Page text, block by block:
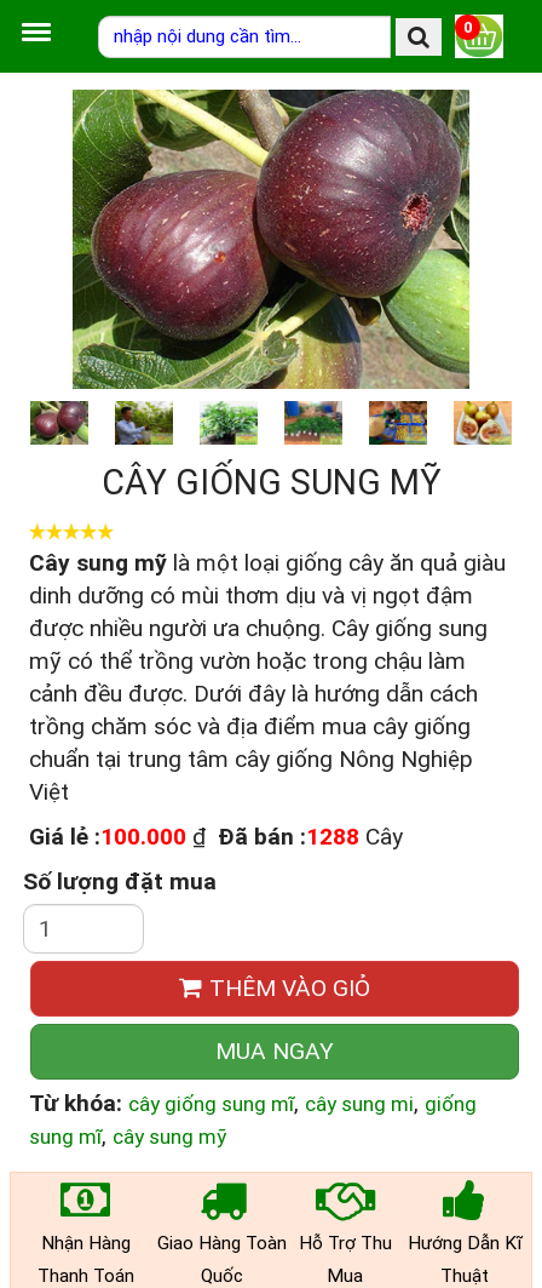
0
CÂY GIỐNG SUNG MỸ
Cây sung mỹ là một loại giống cây ăn quả giàu
dinh dưỡng có mùi thơm dịu và vị ngọt đậm
được nhiều người ưa chuộng. Cây giống sung
mỹ có thể trồng vườn hoặc trong chậu làm
cảnh đều được. Dưới đây là hướng dẫn cách
trồng chăm sóc và địa điểm mua cây giống
chuẩn tại trung tâm cây giống Nông Nghiệp
Việt
Giá lẻ :100.000 ₫ Đã bán :1288 Cây
Số lượng đặt mua
THÊM VÀO GIỎ
MUA NGAY
Từ khóa: cây giống sung mĩ, cây sung mi, giống
sung mĩ, cây sung mỹ
Nhận Hàng
Thanh Toán
Giao Hàng Toàn
Quốc
Hỗ Trợ Thu
Mua
Hướng Dẫn Kĩ
Thuật